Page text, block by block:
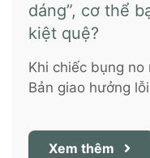
dáng”, cơ thể
kiệt quệ?
Khi chiếc bụng no
Bản giao hưởng
Xem thêm